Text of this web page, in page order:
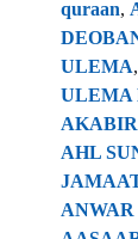
quraan,
ULEMA,
ULEMA
AHL